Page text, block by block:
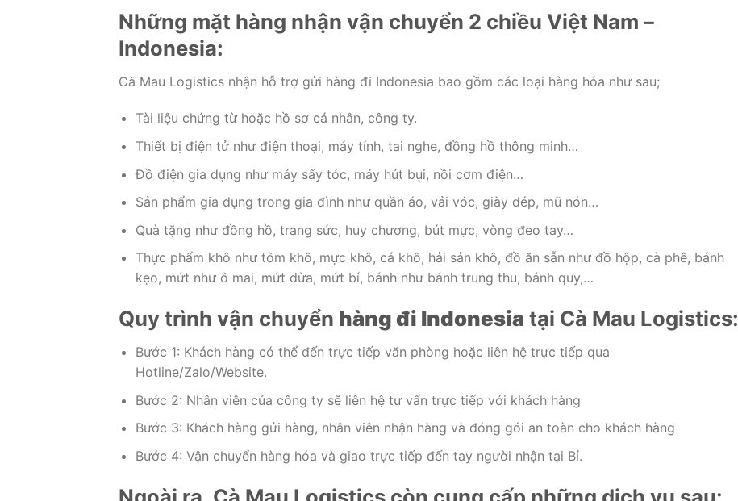
Những mặt hàng nhận vận chuyển 2 chiều Việt Nam –
Indonesia:
Cà Mau Logistics nhận hỗ trợ gửi hàng đi Indonesia bao gồm các loại hàng hóa như sau;
Tài liệu chứng từ hoặc hồ sơ cá nhân, công ty.
Thiết bị điện tử như điện thoại, máy tính, tai nghe, đồng hồ thông minh…
Đồ điện gia dụng như máy sấy tóc, máy hút bụi, nồi cơm điện…
Sản phẩm gia dụng trong gia đình như quần áo, vải vóc, giày dép, mũ nón…
Quà tặng như đồng hồ, trang sức, huy chương, bút mực, vòng đeo tay…
Thực phẩm khô như tôm khô, mực khô, cá khô, hải sản khô, đồ ăn sẵn như đồ hộp, cà phê, bánh
kẹo, mứt như ô mai, mứt dừa, mứt bí, bánh như bánh trung thu, bánh quy,…
Quy trình vận chuyển hàng đi Indonesia tại Cà Mau Logistics:
Bước 1: Khách hàng có thể đến trực tiếp văn phòng hoặc liên hệ trực tiếp qua
Hotline/Zalo/Website.
Bước 2: Nhân viên của công ty sẽ liên hệ tư vấn trực tiếp với khách hàng
Bước 3: Khách hàng gửi hàng, nhân viên nhận hàng và đóng gói an toàn cho khách hàng
Bước 4: Vận chuyển hàng hóa và giao trực tiếp đến tay người nhận tại Bỉ.